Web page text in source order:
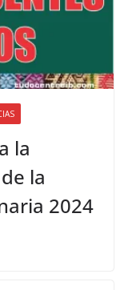
la
la
2024